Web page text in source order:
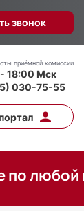
звонок
приёмной комиссии
18:00 Мск
030-75-55